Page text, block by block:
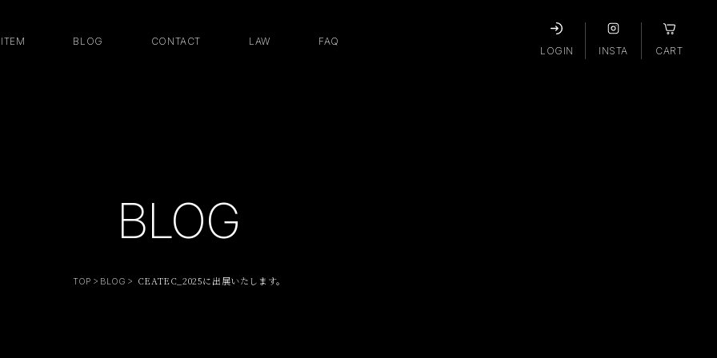
ITEM BLOG CONTACT LAW
FAQ
LOGIN
INSTA CART
BLOG
TOP BLOG CEATEC_2025に出展いたします。